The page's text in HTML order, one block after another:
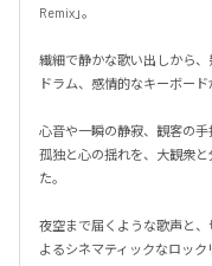
Remix」。
繊細で静かな歌い出しから
ドラム、感情的なキーボー
心音や一瞬の静寂、観客の
孤独と心の揺れを、大観衆
た。
夜空まで届くような歌声と
よるシネマティックなロック